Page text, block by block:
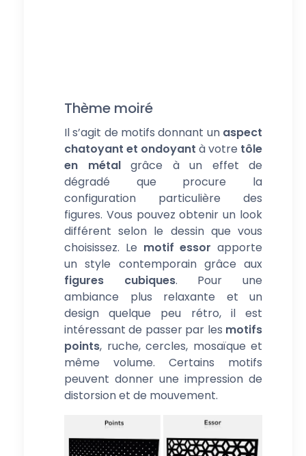
Thème moiré
Il s’agit de motifs donnant un aspect
chatoyant et ondoyant à votre tôle
en métalgrâce à un effet de
dégradé que procure la
configuration particulière des
figures. Vous pouvez obtenir un look
différent selon le dessin que vous
choisissez. Le motif essor apporte
un style contemporain grâce aux
figures cubiques. Pour une
ambiance plus relaxante et un
design quelque peu rétro, il est
intéressant de passer par les motifs
points, ruche, cercles, mosaïque et
même volume. Certains motifs
peuvent donner une impression de
distorsion et de mouvement.